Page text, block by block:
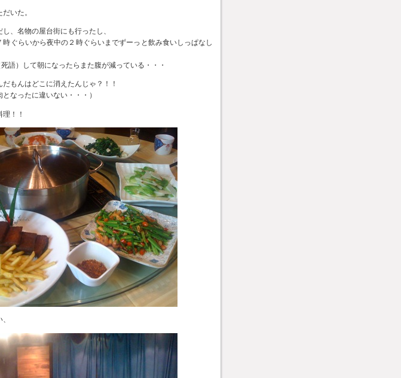
いた。
、名物の屋台街にも行ったし、
時ぐらいから夜中の２時ぐらいまでずーっと飲み食いしっぱなし
語）して朝になったらまた腹が減っている・・・
もんはどこに消えたんじゃ？！！
となったに違いない・・・）
！！